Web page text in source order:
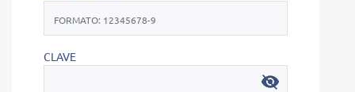
CLAVE
visibility
visibility_off